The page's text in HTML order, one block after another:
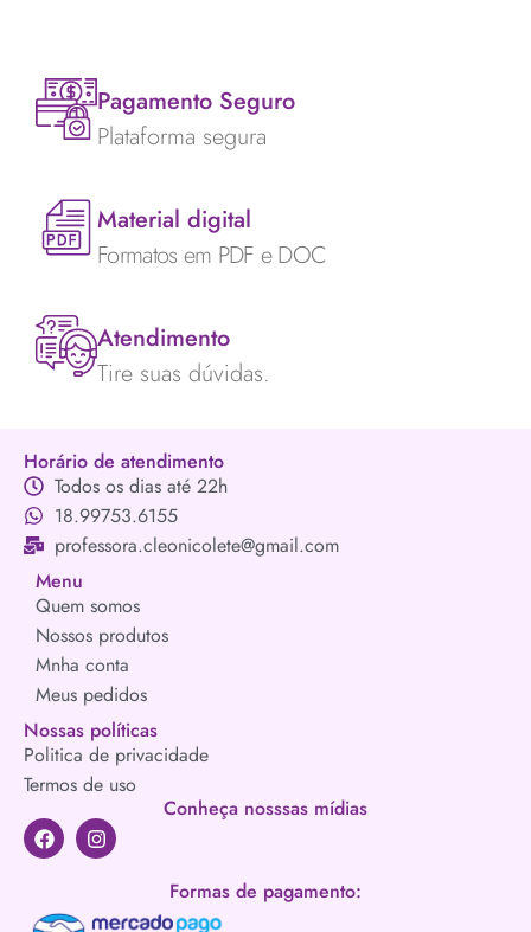
Pagamento Seguro
Plataforma segura
Material digital
Formatos em PDF e DOC
Atendimento
Tire suas dúvidas.
Horário de atendimento
Todos os dias até 22h
18.99753.6155
professora.cleonicolete@gmail.com
Menu
Quem somos
Nossos produtos
Mnha conta
Meus pedidos
Nossas políticas
Politica de privacidade
Termos de uso
Conheça nosssas mídias
Formas de pagamento: